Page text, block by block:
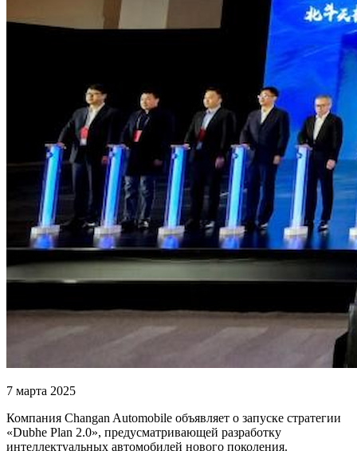
7 марта 2025
Компания Changan Automobile объявляет о запуске стратегии
«Dubhe Plan 2.0», предусматривающей разработку
интеллектуальных автомобилей нового поколения.